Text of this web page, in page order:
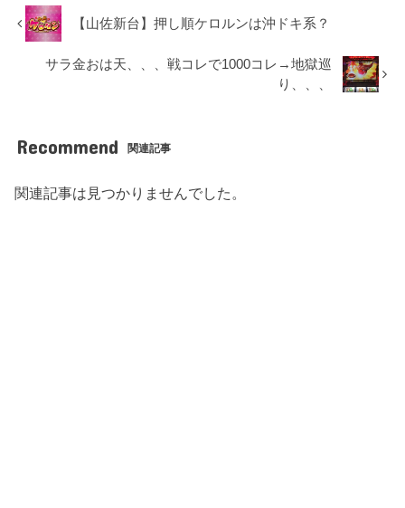
【山佐新台】押し順ケロルンは沖ドキ系？
サラ金おは天、、、戦コレで1000コレ→地獄巡
り、、、
Recommend 関連記事
関連記事は見つかりませんでした。